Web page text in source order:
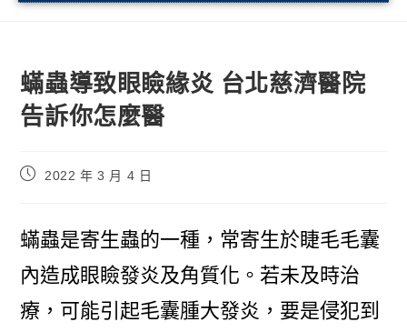
蟎蟲導致眼瞼緣炎 台北慈濟醫院
告訴你怎麼醫
2022 年 3 月 4 日
蟎蟲是寄生蟲的一種，常寄生於睫毛毛囊
內造成眼瞼發炎及角質化。若未及時治
療，可能引起毛囊腫大發炎，要是侵犯到